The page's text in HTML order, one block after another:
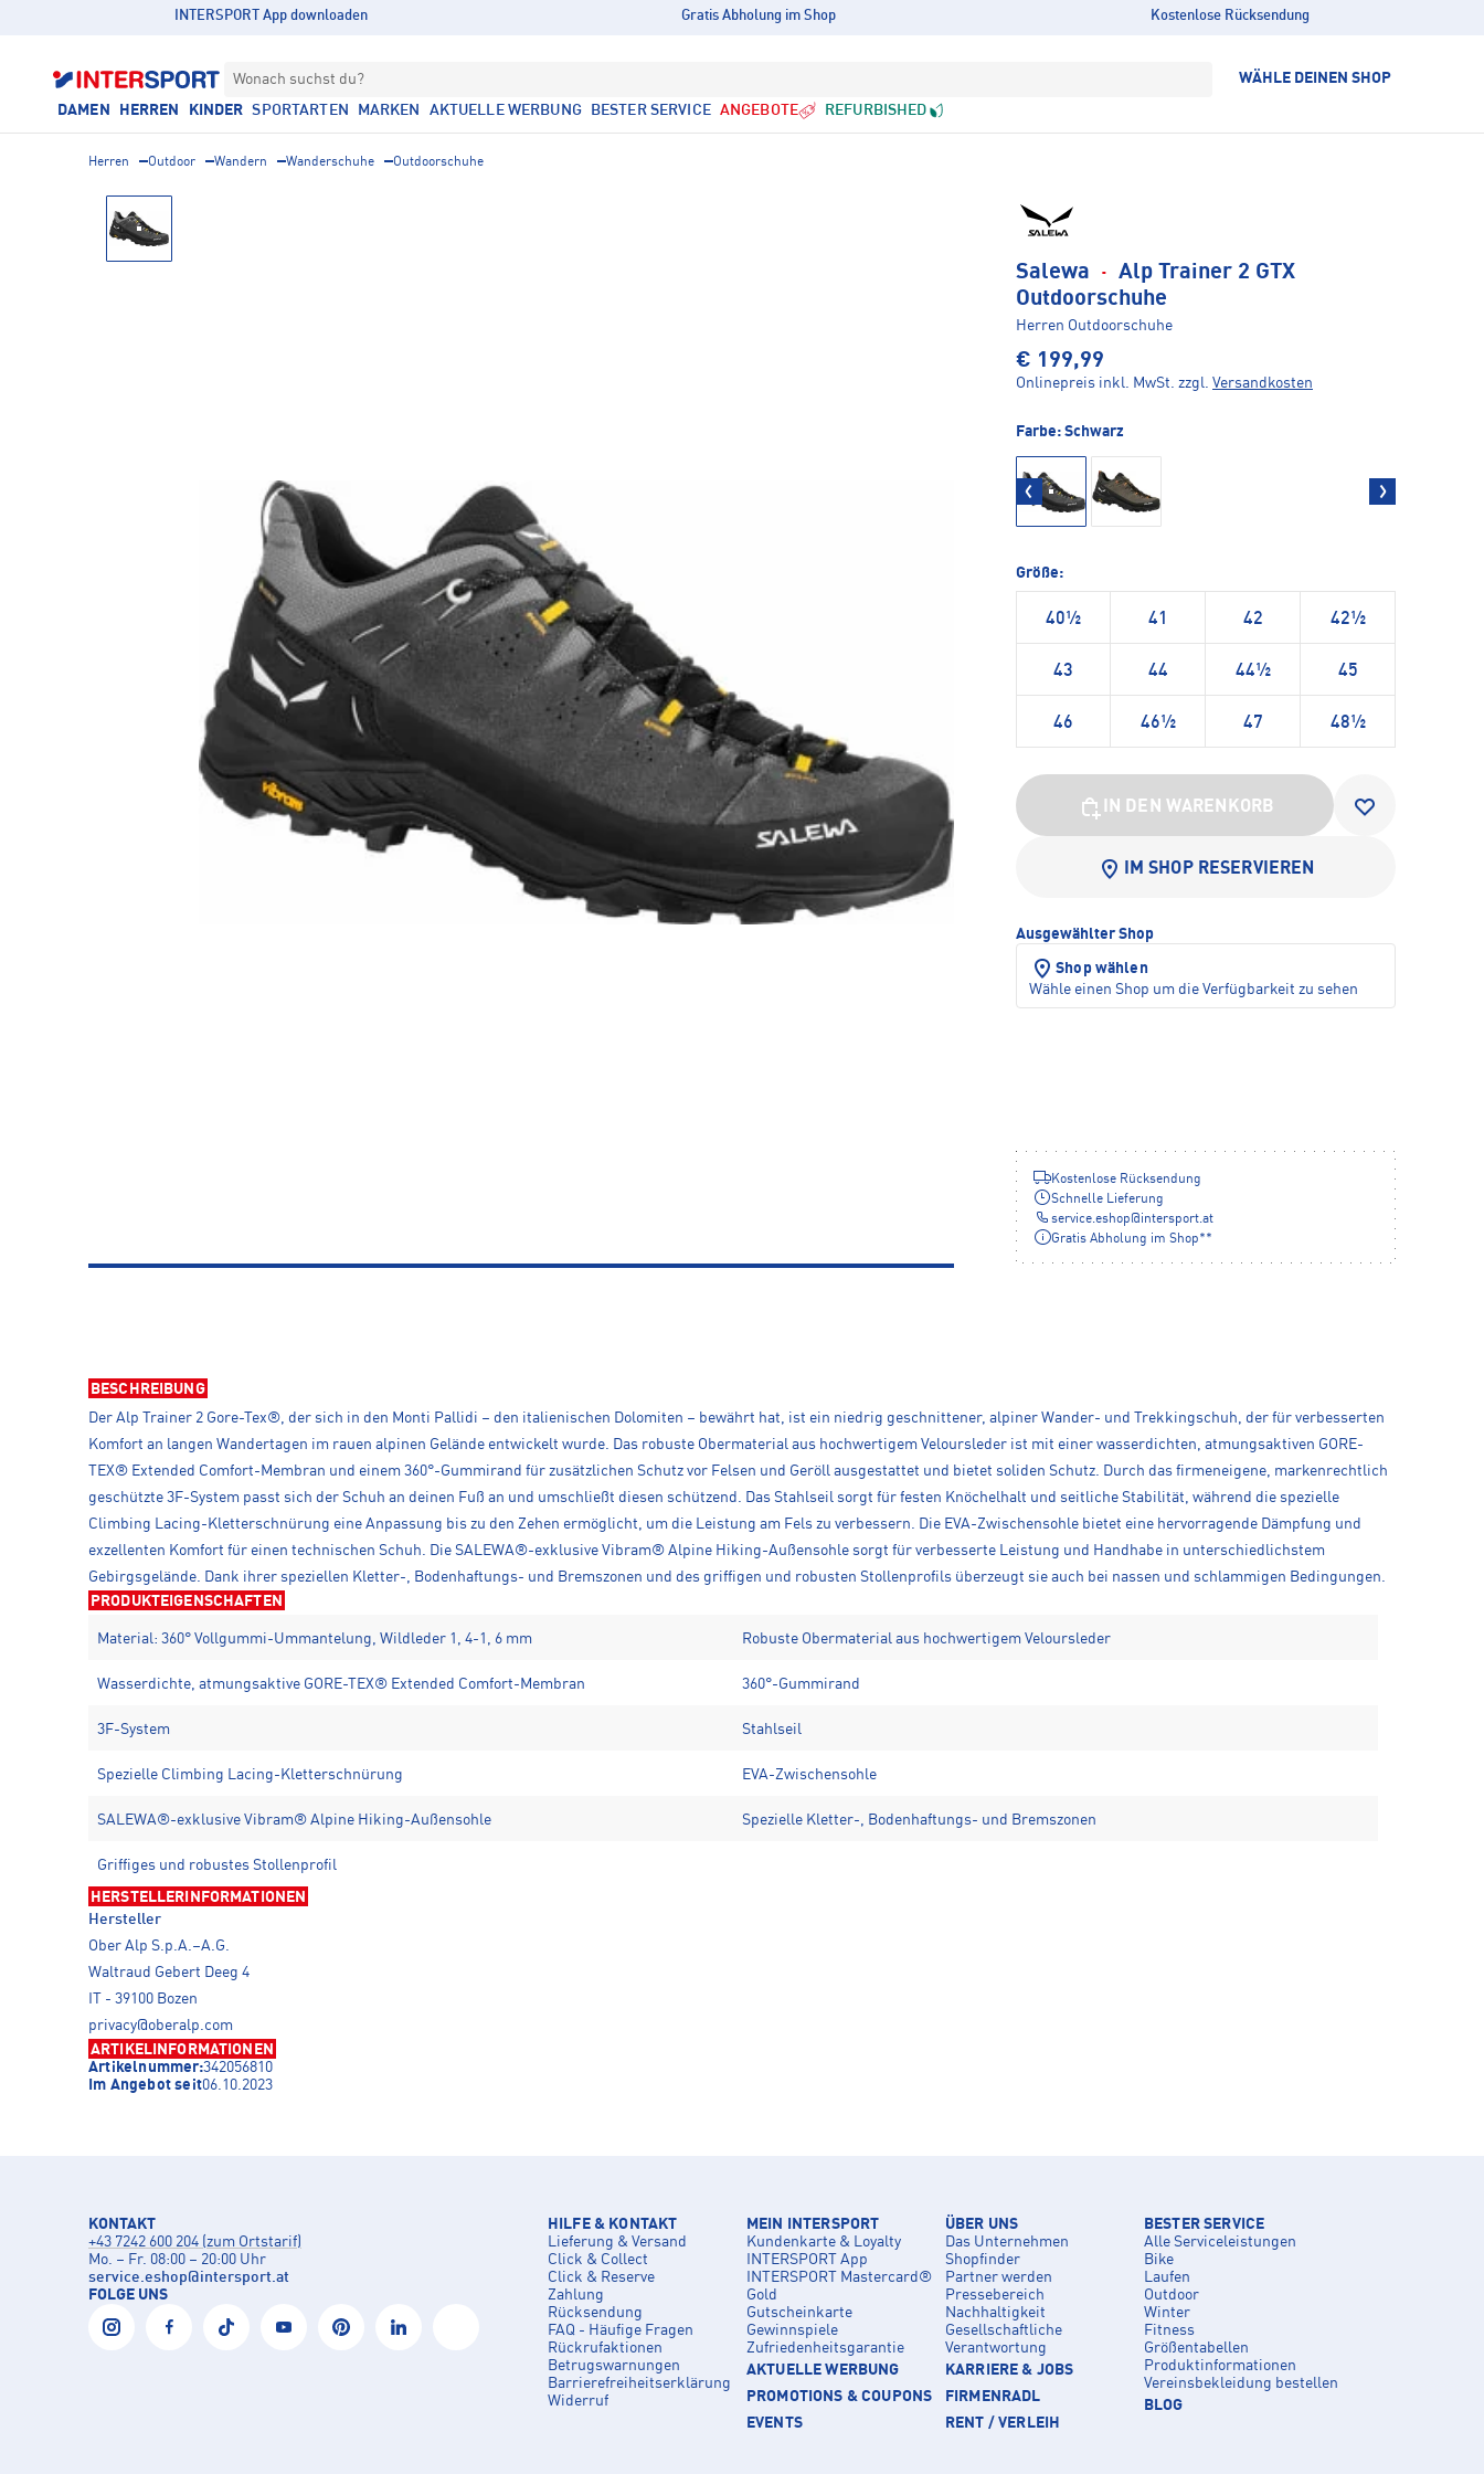
INTERSPORT App downloaden Gratis Abholung im Shop Kostenlose Rücksendung
Wonach suchst du? WÄHLE DEINEN SHOP
DAMEN HERREN KINDER SPORTARTEN MARKEN AKTUELLE WERBUNG BESTER SERVICE ANGEBOTE REFURBISHED
Herren Outdoor Wandern Wanderschuhe Outdoorschuhe
Salewa · Alp Trainer 2 GTX
Outdoorschuhe
Herren Outdoorschuhe
€ 199,99
Onlinepreis inkl. MwSt. zzgl. Versandkosten
Farbe: Schwarz
Größe:
40½ 41 42 42½
43 44 44½ 45
46 46½ 47 48½
IN DEN WARENKORB
IM SHOP RESERVIEREN
Ausgewählter Shop
Shop wählen
Wähle einen Shop um die Verfügbarkeit zu sehen
Kostenlose Rücksendung
Schnelle Lieferung
service.eshop@intersport.at
Gratis Abholung im Shop**
BESCHREIBUNG
Der Alp Trainer 2 Gore-Tex®, der sich in den Monti Pallidi – den italienischen Dolomiten – bewährt hat, ist ein niedrig geschnittener, alpiner Wander- und Trekkingschuh, der für verbesserten
Komfort an langen Wandertagen im rauen alpinen Gelände entwickelt wurde. Das robuste Obermaterial aus hochwertigem Veloursleder ist mit einer wasserdichten, atmungsaktiven GORE-
TEX® Extended Comfort-Membran und einem 360°-Gummirand für zusätzlichen Schutz vor Felsen und Geröll ausgestattet und bietet soliden Schutz. Durch das firmeneigene, markenrechtlich
geschützte 3F-System passt sich der Schuh an deinen Fuß an und umschließt diesen schützend. Das Stahlseil sorgt für festen Knöchelhalt und seitliche Stabilität, während die spezielle
Climbing Lacing-Kletterschnürung eine Anpassung bis zu den Zehen ermöglicht, um die Leistung am Fels zu verbessern. Die EVA-Zwischensohle bietet eine hervorragende Dämpfung und
exzellenten Komfort für einen technischen Schuh. Die SALEWA®-exklusive Vibram® Alpine Hiking-Außensohle sorgt für verbesserte Leistung und Handhabe in unterschiedlichstem
Gebirgsgelände. Dank ihrer speziellen Kletter-, Bodenhaftungs- und Bremszonen und des griffigen und robusten Stollenprofils überzeugt sie auch bei nassen und schlammigen Bedingungen.
PRODUKTEIGENSCHAFTEN
Material: 360° Vollgummi-Ummantelung, Wildleder 1, 4-1, 6 mm Robuste Obermaterial aus hochwertigem Veloursleder
Wasserdichte, atmungsaktive GORE-TEX® Extended Comfort-Membran 360°-Gummirand
3F-System Stahlseil
Spezielle Climbing Lacing-Kletterschnürung EVA-Zwischensohle
SALEWA®-exklusive Vibram® Alpine Hiking-Außensohle Spezielle Kletter-, Bodenhaftungs- und Bremszonen
Griffiges und robustes Stollenprofil
HERSTELLERINFORMATIONEN
Hersteller
Ober Alp S.p.A.–A.G.
Waltraud Gebert Deeg 4
IT - 39100 Bozen
privacy@oberalp.com
ARTIKELINFORMATIONEN
Artikelnummer:342056810
Im Angebot seit06.10.2023
KONTAKT
+43 7242 600 204 (zum Ortstarif)
Mo. – Fr. 08:00 – 20:00 Uhr
service.eshop@intersport.at
FOLGE UNS
HILFE & KONTAKT
Lieferung & Versand
Click & Collect
Click & Reserve
Zahlung
Rücksendung
FAQ - Häufige Fragen
Rückrufaktionen
Betrugswarnungen
Barrierefreiheitserklärung
Widerruf
MEIN INTERSPORT
Kundenkarte & Loyalty
INTERSPORT App
INTERSPORT Mastercard®
Gold
Gutscheinkarte
Gewinnspiele
Zufriedenheitsgarantie
AKTUELLE WERBUNG
PROMOTIONS & COUPONS
EVENTS
ÜBER UNS
Das Unternehmen
Shopfinder
Partner werden
Pressebereich
Nachhaltigkeit
Gesellschaftliche
Verantwortung
KARRIERE & JOBS
FIRMENRADL
RENT / VERLEIH
BESTER SERVICE
Alle Serviceleistungen
Bike
Laufen
Outdoor
Winter
Fitness
Größentabellen
Produktinformationen
Vereinsbekleidung bestellen
BLOG